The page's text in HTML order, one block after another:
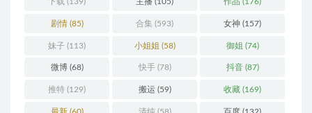
剧情(85) 合集 (593) 女神 (157)
妹子 (113) 小姐姐 (58) 御姐 (74)
微博(68) 快手(78) 抖音(87)
推特 (129) 搬运 (59) 收藏 (169)